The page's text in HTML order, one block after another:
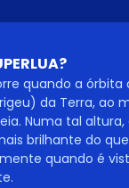
quando a órbita
da Terra, ao
Numa tal altura,
brilhante do
quando é